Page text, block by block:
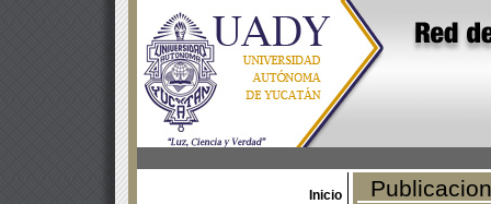
Inicio